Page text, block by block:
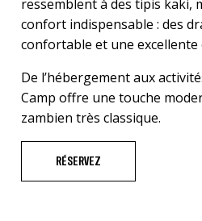
ressemblent à des tipis kaki,
confort indispensable : des
confortable et une excellente
De l’hébergement aux
Camp offre une touche
zambien très classique.
RÉSERVEZ